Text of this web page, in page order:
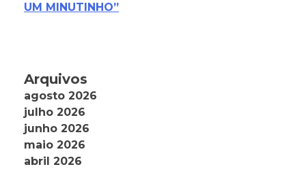
UM MINUTINHO”
Arquivos
agosto 2026
julho 2026
junho 2026
maio 2026
abril 2026